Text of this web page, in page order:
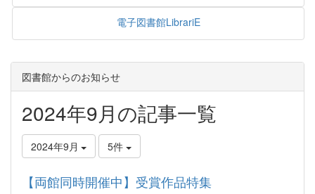
電子図書館LibrariE
図書館からのお知らせ
2024年9月の記事一覧
2024年9月 5件
【両館同時開催中】受賞作品特集